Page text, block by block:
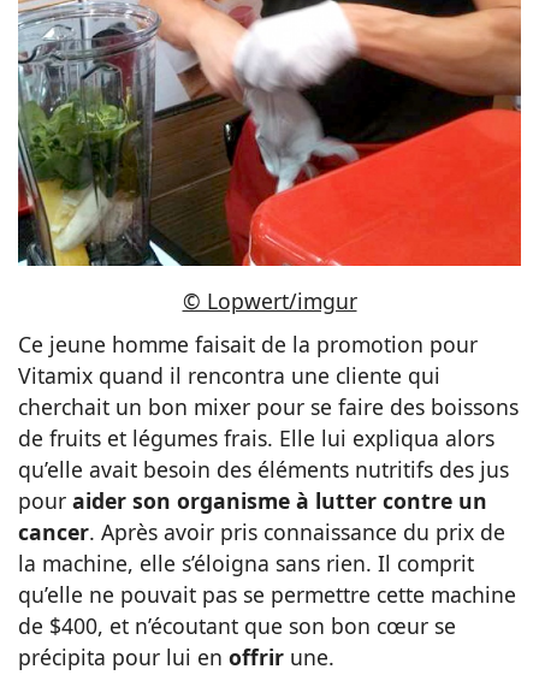
© Lopwert/imgur
Ce jeune homme faisait de la promotion pour
Vitamix quand il rencontra une cliente qui
cherchait un bon mixer pour se faire des boissons
de fruits et légumes frais. Elle lui expliqua alors
qu’elle avait besoin des éléments nutritifs des jus
pour aider son organisme à lutter contre un
cancer. Après avoir pris connaissance du prix de
la machine, elle s’éloigna sans rien. Il comprit
qu’elle ne pouvait pas se permettre cette machine
de $400, et n’écoutant que son bon cœur se
précipita pour lui en offrir une.